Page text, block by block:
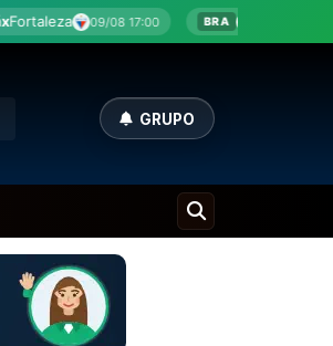
BRA Bragantino x Corinthians
GRUPO